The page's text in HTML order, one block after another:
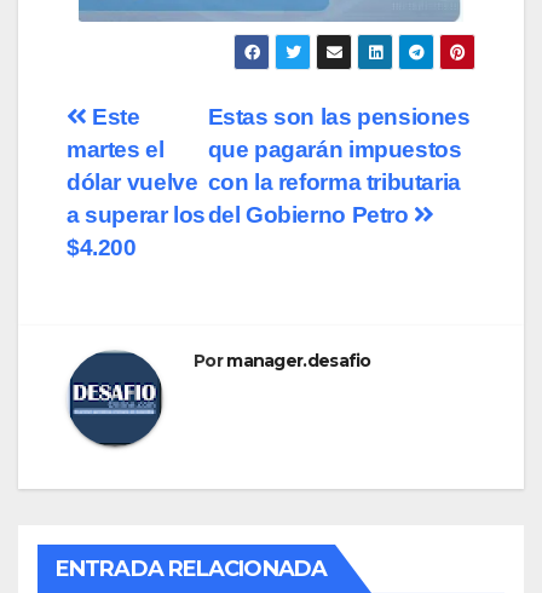
Estas son las pensiones
que pagarán impuestos
con la reforma tributaria
del Gobierno Petro
Este
martes el
dólar vuelve
a superar los
$4.200
Pormanager.desafio
ENTRADA RELACIONADA